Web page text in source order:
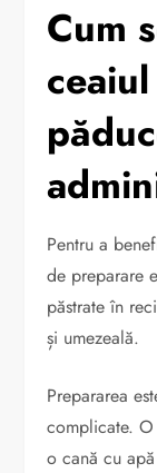
Cum
Pentru a
de preparare
păstrate în
și umezeală.
Prepararea
complicate.
o cană cu